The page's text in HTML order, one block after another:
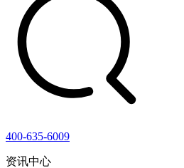
400-635-6009
资讯中心